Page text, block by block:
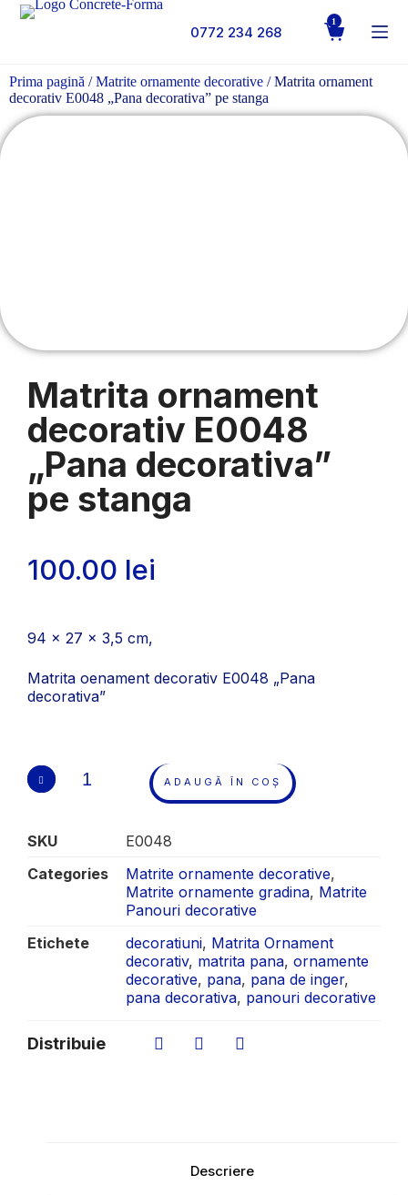
0772 234 268
1
Prima pagină /Matrite ornamente decorative / Matrita ornament
decorativ E0048 „Pana decorativa” pe stanga
Matrita ornament
decorativ E0048
„Pana decorativa”
pe stanga
100.00 lei
94 x 27 x 3,5 cm,
Matrita oenament decorativ E0048 „Pana
decorativa”
ADAUGĂ ÎN COȘ
SKU
E0048
Categories
Matrite ornamente decorative,
Matrite ornamente gradina, Matrite
Panouri decorative
Etichete
decoratiuni, Matrita Ornament
decorativ, matrita pana, ornamente
decorative, pana, pana de inger,
pana decorativa, panouri decorative
Distribuie
Descriere